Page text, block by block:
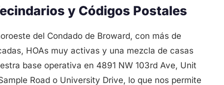
y Códigos Postales
del Condado de Broward, con más de
HOAs muy activas y una mezcla de casas
base operativa en 4891 NW 103rd Ave, Unit
Road o University Drive, lo que nos permite